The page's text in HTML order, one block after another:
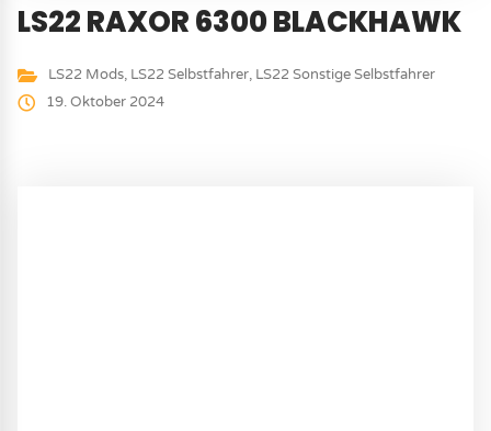
LS22 RAXOR 6300 BLACKHAWK
LS22 Mods, LS22 Selbstfahrer, LS22 Sonstige Selbstfahrer
19. Oktober 2024